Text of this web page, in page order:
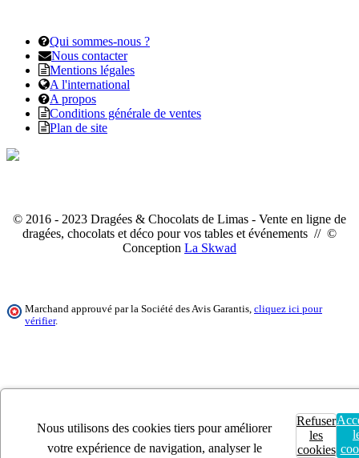
Qui sommes-nous ?
Nous contacter
Mentions légales
A l'international
A propos
Conditions générale de ventes
Plan de site
© 2016 - 2023 Dragées & Chocolats de Limas - Vente en ligne de
dragées, chocolats et déco pour vos tables et événements // ©
Conception La Skwad
Marchand approuvé par la Société des Avis Garantis, cliquez ici pour
vérifier.
Nous utilisons des cookies tiers pour améliorer
votre expérience de navigation, analyser le
Refuser
les
cookies